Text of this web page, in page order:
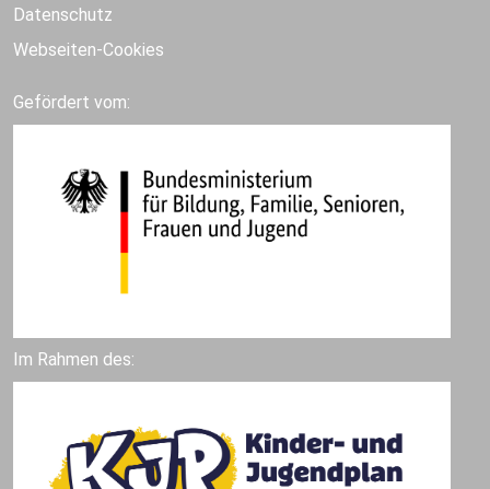
Datenschutz
Webseiten-Cookies
Gefördert vom:
Im Rahmen des: